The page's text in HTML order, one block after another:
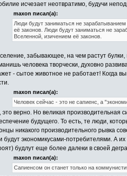
исчезает неотвратимо, будучи
maxon писал(а):
Люди будут заниматься не
её законов. Люди будут заниматься не
Вселенной, изичением её законов.
забывающее, на чем растут
человека творчески, духовно
- сытое животное не работает! Когда
maxon писал(а):
Человек сейчас - это не сапиенс, а
это верно. Но великая производительная
будущего. То есть, те люди,
никакого производительного рывка
будут экономикусами-потребителями. А
будлут еще более далеки в своей
maxon писал(а):
Сапиенсом он станет только на